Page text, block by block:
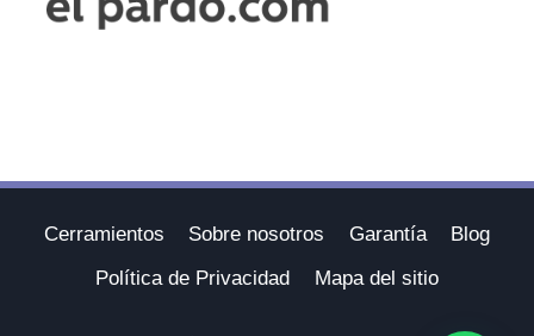
Cerramientos Sobre nosotros Garantía
Blog
Política de Privacidad
Mapa del sitio